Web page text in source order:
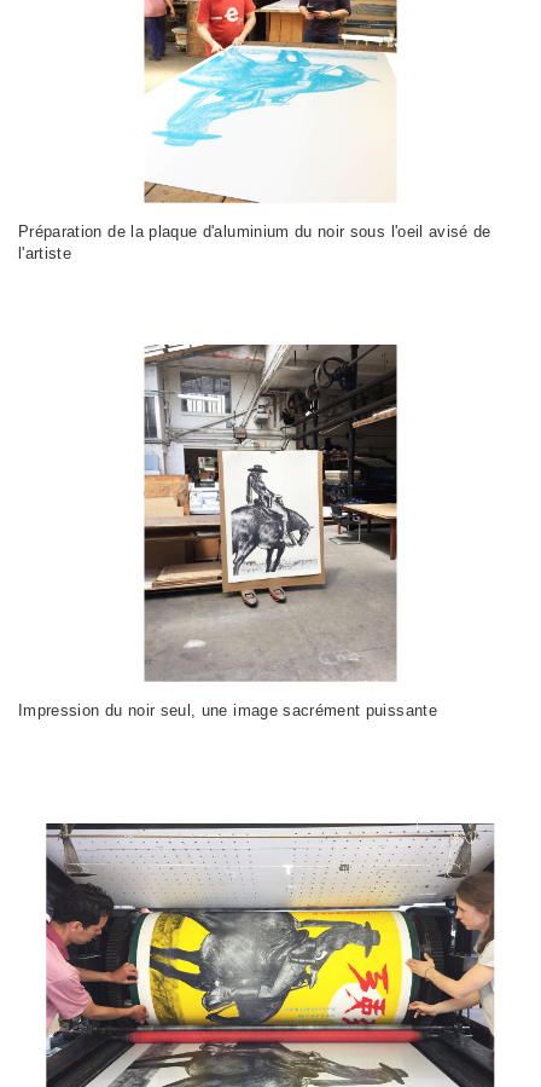
Préparation de la plaque d'aluminium du noir sous l'oeil avisé de
l'artiste
Impression du noir seul, une image sacrément puissante